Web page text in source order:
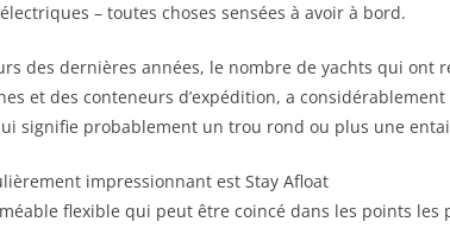
– toutes choses sensées à avoir à bord.
des dernières années, le nombre de yachts qui ont
et des conteneurs d’expédition, a
signifie probablement un trou rond ou plus une
impressionnant est Stay Afloat
flexible qui peut être coincé dans les points les